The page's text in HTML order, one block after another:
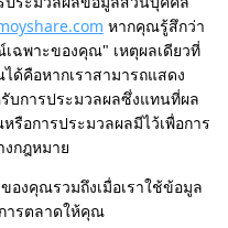
หากคุณรู้สึกว่า
ฉพาะของคุณ" เหตุผลเดียวที่
ด้คือหากเราสามารถแสดง
บการประมวลผลซึ่งแทนที่ผล
อการประมวลผลมีไว้เพื่อการ
งกฎหมาย
งคุณรวมถึงเมื่อเราใช้ข้อมูล
ารตลาดให้คุณ